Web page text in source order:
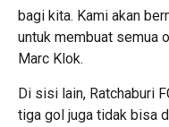
bagi kita. Kami akan
untuk membuat semua
Marc Klok.
Di sisi lain, Ratchaburi
tiga gol juga tidak bisa